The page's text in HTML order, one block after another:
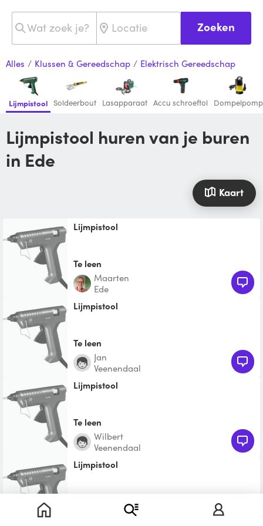
Zoeken
Alles / Klussen & Gereedschap / Elektrisch Gereedschap
Lijmpistool Soldeerbout Lasapparaat Accu schroeftol Dompelpomp
Lijmpistool huren van je buren
in Ede
Kaart
lijmpistool
Te leen
Maarten
Ede
Lijmpistool
Te leen
Jan
Veenendaal
Lijmpistool
Te leen
Wilbert
Veenendaal
Lijmpistool